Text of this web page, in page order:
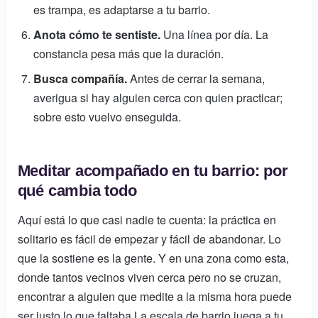
es trampa, es adaptarse a tu barrio.
Anota cómo te sentiste. Una línea por día. La
constancia pesa más que la duración.
Busca compañía.Antes de cerrar la semana,
averigua si hay alguien cerca con quien practicar;
sobre esto vuelvo enseguida.
Meditar acompañado en tu barrio: por
qué cambia todo
Aquí está lo que casi nadie te cuenta: la práctica en
solitario es fácil de empezar y fácil de abandonar. Lo
que la sostiene es la gente. Y en una zona como esta,
donde tantos vecinos viven cerca pero no se cruzan,
encontrar a alguien que medite a la misma hora puede